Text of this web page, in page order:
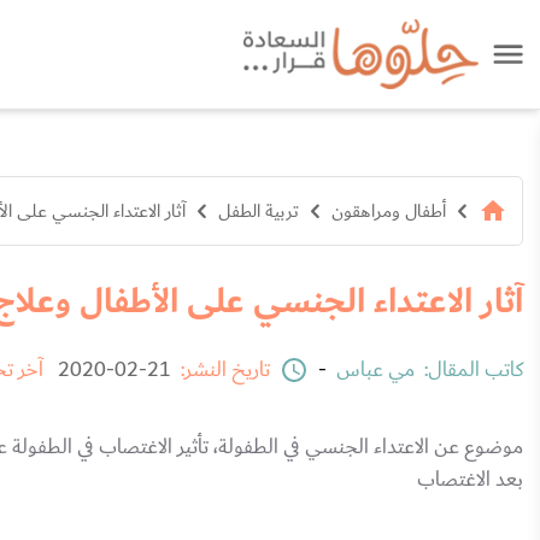
أطفال ومراهقون تربية الطفل آثار الاعتداء الجنسي على
آثار الاعتداء الجنسي على الأطفال
كاتب المقال: مي عباس - تاريخ النشر: 21-02-2020 آخر
موضوع عن الاعتداء الجنسي في الطفولة، تأثير الاغتصاب في
بعد الاغتصاب